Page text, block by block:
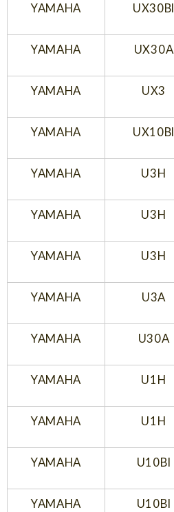
YAMAHA UX30Bl
YAMAHA UX30A
YAMAHA UX3
YAMAHA UX10Bl
YAMAHA U3H
YAMAHA U3H
YAMAHA U3H
YAMAHA U3A
YAMAHA U30A
YAMAHA U1H
YAMAHA U1H
YAMAHA U10Bl
YAMAHA U10Bl